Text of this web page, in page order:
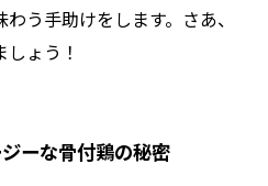
う手助けをします。さあ、
ょう！
ーな骨付鶏の秘密